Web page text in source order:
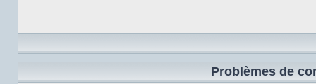
Problèmes de